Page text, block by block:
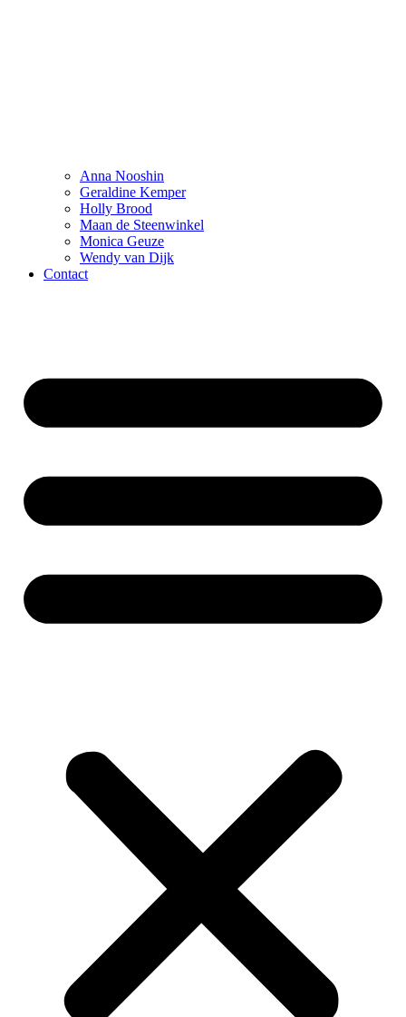
Anna Nooshin
Geraldine Kemper
Holly Brood
Maan de Steenwinkel
Monica Geuze
Wendy van Dijk
Contact